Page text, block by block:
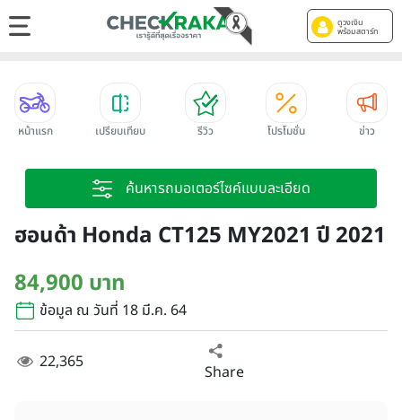
ดูวงเงิน
พร้อมสตาร์ท
หน้าแรก เปรียบเทียบ รีวิว โปรโมชั่น ข่าว
ค้นหารถมอเตอร์ไซค์แบบละเอียด
ฮอนด้า Honda CT125 MY2021 ปี 2021
84,900 บาท
ข้อมูล ณ วันที่ 18 มี.ค. 64
22,365 Share